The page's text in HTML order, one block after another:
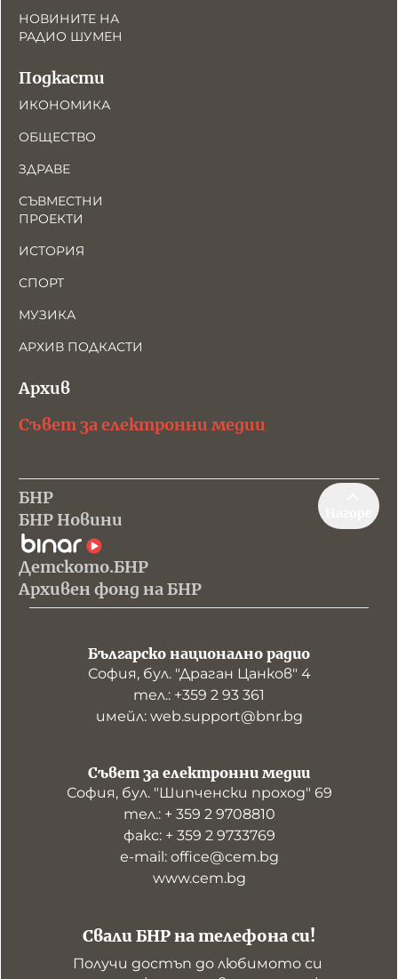
НОВИНИТЕ НА
РАДИО ШУМЕН
Подкасти
ИКОНОМИКА
ОБЩЕСТВО
ЗДРАВЕ
СЪВМЕСТНИ
ПРОЕКТИ
ИСТОРИЯ
СПОРТ
МУЗИКА
АРХИВ ПОДКАСТИ
Архив
Съвет за електронни медии
БНР
БНР Новини
Детското.БНР
Архивен фонд на БНР
Българско национално радио
София, бул. "Драган Цанков" 4
тел.: +359 2 93 361
имейл: web.support@bnr.bg
Свали БНР на телефона си!
Получи достъп до любимото си
Съвет за електронни медии
София, бул. "Шипченски проход" 69
тел.: + 359 2 9708810
факс: + 359 2 9733769
е-mail: office@cem.bg
www.cem.bg